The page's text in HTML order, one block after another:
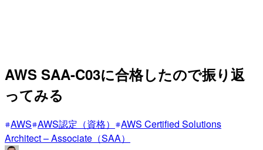
AWS SAA-C03に合格したので振り返
ってみる
AWS AWS認定（資格）
AWS Certified Solutions
Architect – Associate（SAA）